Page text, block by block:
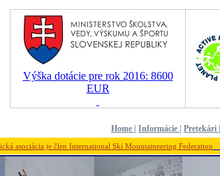
Výška dotácie pre rok 2016: 8600
EUR
Home Informácie Pretekári
asociácia je člen International Ski Mountaineering Federation